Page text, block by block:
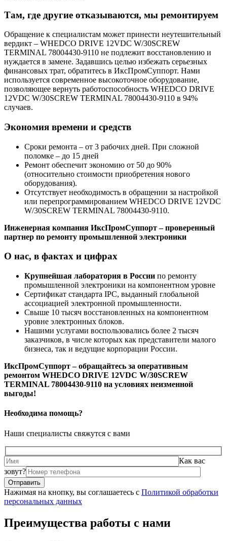
Там, где другие отказываются, мы ремонтируем
Обращение к специалистам может принести неутешительный
вердикт – WHEDCO DRIVE 12VDC W/30SCREW
TERMINAL 78004430-9110 не подлежит восстановлению и
нуждается в замене. Задавшись целью избежать серьезных
финансовых трат, обратитесь в ИксПромСуппорт. Нами
используется современное высокоточное оборудование,
позволяющее вернуть работоспособность WHEDCO DRIVE
12VDC W/30SCREW TERMINAL 78004430-9110 в 94%
случаев.
Экономия времени и средств
Сроки ремонта – от 3 рабочих дней. При сложной
поломке – до 15 дней
Ремонт обеспечит экономию от 50 до 90%
(относительно стоимости приобретения нового
оборудования).
Отсутствует необходимость в обращении за настройкой
или перепрограммированием WHEDCO DRIVE 12VDC
W/30SCREW TERMINAL 78004430-9110.
Инженерная компания ИксПромСуппорт – проверенный
партнер по ремонту промышленной электроники
О нас, в фактах и цифрах
Крупнейшая лаборатория в России по ремонту
промышленной электроники на компонентном уровне
Сертификат стандарта IPC, выданный глобальной
ассоциацией электронной промышленности.
Свыше 10 тысяч восстановленных на компонентном
уровне электронных блоков.
Нашими услугами воспользовались более 2 тысяч
заказчиков, в числе которых как представители малого
бизнеса, так и ведущие корпорации России.
ИксПромСуппорт – обращайтесь за оперативным
ремонтом WHEDCO DRIVE 12VDC W/30SCREW
TERMINAL 78004430-9110 на условиях неизменной
выгоды!
Необходима помощь?
Наши специалисты свяжутся с вами
Как вас
зовут?
Нажимая на кнопку, вы соглашаетесь с Политикой обработки
персональных данных
Преимущества работы с нами